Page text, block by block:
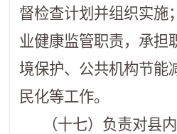
督检查计划并组织实施
业健康监管职责，承担
境保护、公共机构节能
民化等工作。
（十七）负责对县内